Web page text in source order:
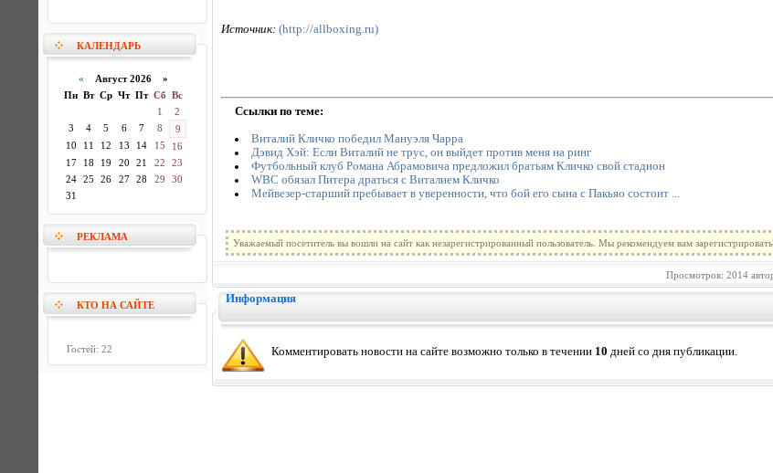
КАЛЕНДАРЬ
« Август 2026 »
Пн Вт Ср Чт Пт Сб Вс
1
2
3
4 5 6 7 8
9
10
11 12 13 14 15
16
17
18 19 20 21 22
23
24
25 26 27 28 29
30
31
РЕКЛАМА
КТО НА САЙТЕ
Гостей: 22
Источник: (http://allboxing.ru)
Ссылки по теме:
Виталий Кличко победил Мануэля Чарра
Дэвид Хэй: Если Виталий не трус, он выйдет против меня на ринг
Футбольный клуб Романа Абрамовича предложил братьям Кличко свой стадион
WBC обязал Питера драться с Виталием Кличко
Мейвезер-старший пребывает в уверенности, что бой его сына с Пакьяо состоит ...
Уважаемый посетитель вы вошли на сайт как незарегистрированный пользователь. Мы рекомендуем вам
Просмотров: 2014
Информация
Комментировать новости на сайте возможно только в течении 10 дней со дня публикации.